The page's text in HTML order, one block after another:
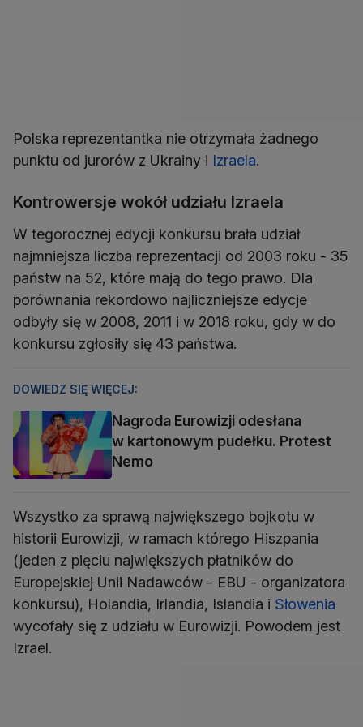
Polska reprezentantka nie otrzymała żadnego
punktu od jurorów z Ukrainy i Izraela.
Kontrowersje wokół udziału Izraela
W tegorocznej edycji konkursu brała udział
najmniejsza liczba reprezentacji od 2003 roku - 35
państw na 52, które mają do tego prawo. Dla
porównania rekordowo najliczniejsze edycje
odbyły się w 2008, 2011 i w 2018 roku, gdy w do
konkursu zgłosiły się 43 państwa.
DOWIEDZ SIĘ WIĘCEJ:
Nagroda Eurowizji odesłana
w kartonowym pudełku. Protest
Nemo
Wszystko za sprawą największego bojkotu w
historii Eurowizji, w ramach którego Hiszpania
(jeden z pięciu największych płatników do
Europejskiej Unii Nadawców - EBU - organizatora
konkursu), Holandia, Irlandia, Islandia i Słowenia
wycofały się z udziału w Eurowizji. Powodem jest
Izrael.